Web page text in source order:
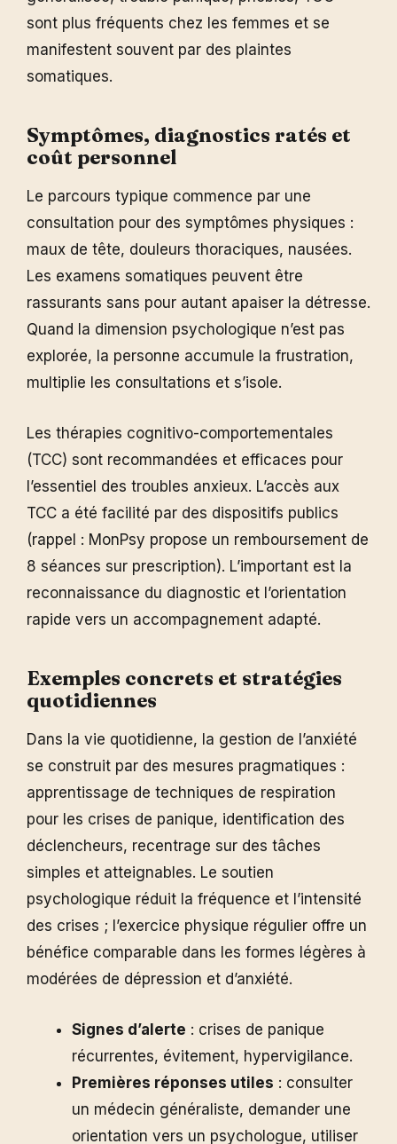
sont plus fréquents chez les femmes et se
manifestent souvent par des plaintes
somatiques.
Symptômes, diagnostics ratés et
coût personnel
Le parcours typique commence par une
consultation pour des symptômes physiques :
maux de tête, douleurs thoraciques, nausées.
Les examens somatiques peuvent être
rassurants sans pour autant apaiser la détresse.
Quand la dimension psychologique n’est pas
explorée, la personne accumule la frustration,
multiplie les consultations et s’isole.
Les thérapies cognitivo-comportementales
(TCC) sont recommandées et efficaces pour
l’essentiel des troubles anxieux. L’accès aux
TCC a été facilité par des dispositifs publics
(rappel : MonPsy propose un remboursement de
8 séances sur prescription). L’important est la
reconnaissance du diagnostic et l’orientation
rapide vers un accompagnement adapté.
Exemples concrets et stratégies
quotidiennes
Dans la vie quotidienne, la gestion de l’anxiété
se construit par des mesures pragmatiques :
apprentissage de techniques de respiration
pour les crises de panique, identification des
déclencheurs, recentrage sur des tâches
simples et atteignables. Le soutien
psychologique réduit la fréquence et l’intensité
des crises ; l’exercice physique régulier offre un
bénéfice comparable dans les formes légères à
modérées de dépression et d’anxiété.
Signes d’alerte : crises de panique
récurrentes, évitement, hypervigilance.
Premières réponses utiles : consulter
un médecin généraliste, demander une
orientation vers un psychologue, utiliser